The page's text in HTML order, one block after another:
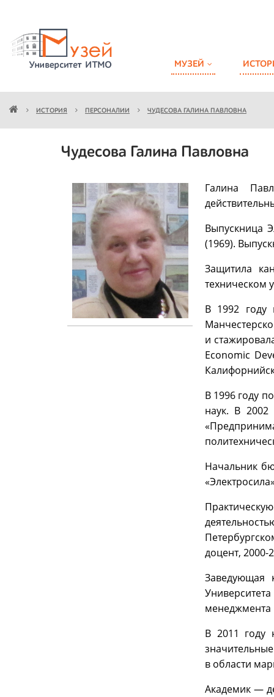
МУЗЕЙ
ИСТОРИЯ ПЕРСОНАЛИИ ЧУДЕСОВА ГАЛИНА ПАВЛОВНА
Чудесова Галина Павловна
Галина
Выпускница
(1969).
Защитила
техническом
В 1992 году
и
Economic
В 1996 году
наук. В
Начальник
доцент,
Заведующая
менеджмента
В 2011 году
в области
Академик —